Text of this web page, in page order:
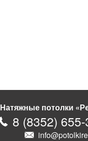
Натяжные потолки
8 (8352)